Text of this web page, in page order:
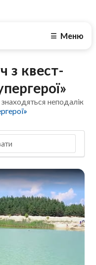
☰ Меню
з квест-
неподалік